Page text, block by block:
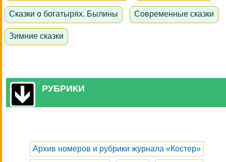
Сказки о богатырях. Былины Современные сказки
Зимние сказки
РУБРИКИ
Архив номеров и рубрики журнала «Костер»